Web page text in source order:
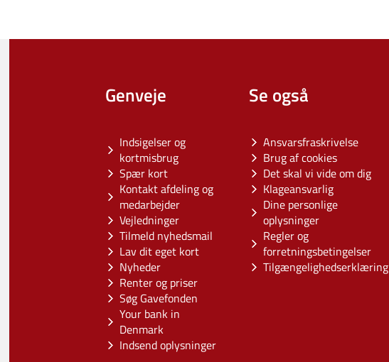
Genveje
Indsigelser og
kortmisbrug
Spær kort
Kontakt afdeling og
medarbejder
Vejledninger
Tilmeld nyhedsmail
Lav dit eget kort
Nyheder
Renter og priser
Søg Gavefonden
Your bank in
Denmark
Indsend oplysninger
Se også
Ansvarsfraskrivelse
Brug af cookies
Det skal vi vide om dig
Klageansvarlig
Dine personlige
oplysninger
Regler og
forretningsbetingelser
Tilgængelighedserklæring